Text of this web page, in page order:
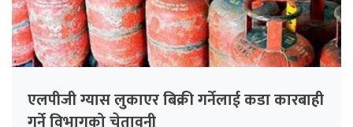
एलपीजी ग्यास लुकाएर बिक्री गर्नेलाई कडा कारबाही